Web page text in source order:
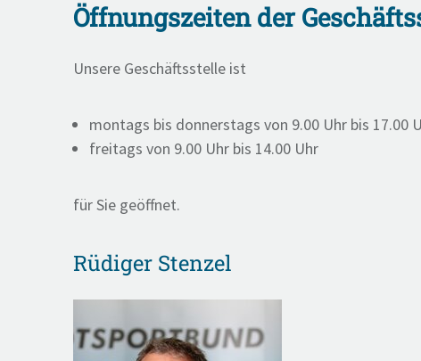
Öffnungszeiten der
Unsere Geschäftsstelle ist
montags bis donnerstags von 9.00 Uhr bis 17.00
freitags von 9.00 Uhr bis 14.00 Uhr
für Sie geöffnet.
Rüdiger Stenzel